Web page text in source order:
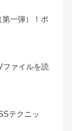
一弾）！ポ
ファイルを読
テクニッ